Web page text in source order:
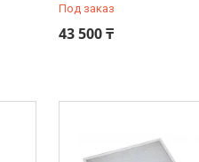
Под заказ
43 500 ₸